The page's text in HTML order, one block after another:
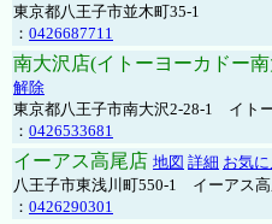
東京都八王子市並木町35-1
： 0426687711
南大沢店(イトーヨーカドー
解除
東京都八王子市南大沢2-28-1 イト
： 0426533681
イーアス高尾店 地図 詳細 お気
八王子市東浅川町550-1 イーアス
： 0426290301